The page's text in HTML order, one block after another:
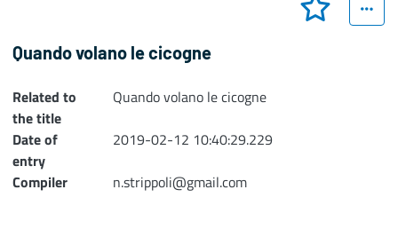
Quando volano le cicogne
Related to
the title
Quando volano le cicogne
Date of
entry
2019-02-12 10:40:29.229
Compiler
n.strippoli@gmail.com